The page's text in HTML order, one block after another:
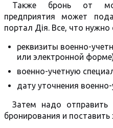
Также бронь от
предприятия может
портал Дія. Все, что нужно
реквизиты военно-
или электронной
военно-учетную
дату уточнения
Затем надо отправить
бронирования и